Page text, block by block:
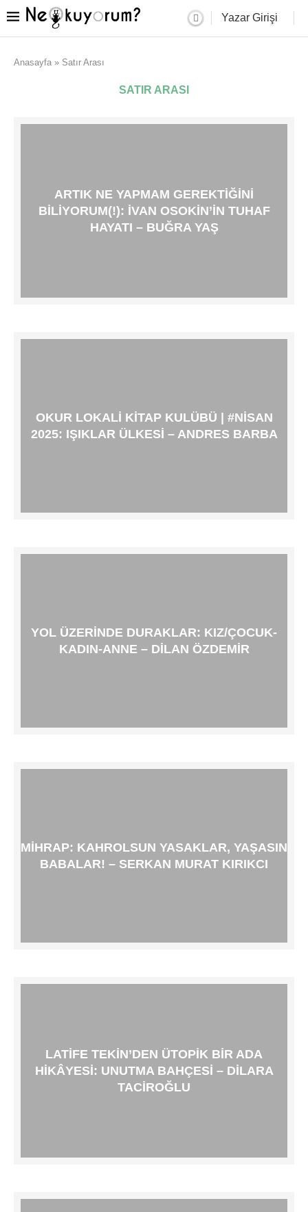
Yazar Girişi
Anasayfa » Satır Arası
SATIR ARASI
ARTIK NE YAPMAM GEREKTIĞINI
BILIYORUM(!): İVAN OSOKIN’IN TUHAF
HAYATI – BUĞRA YAŞ
OKUR LOKALI KITAP KULÜBÜ | #NISAN
2025: IŞIKLAR ÜLKESI – ANDRES BARBA
YOL ÜZERINDE DURAKLAR: KIZ/ÇOCUK-
KADIN-ANNE – DILAN ÖZDEMIR
MIHRAP: KAHROLSUN YASAKLAR, YAŞASIN
BABALAR! – SERKAN MURAT KIRIKCI
LATIFE TEKIN’DEN ÜTOPIK BIR ADA
HIKÂYESI: UNUTMA BAHÇESI – DILARA
TACIROĞLU